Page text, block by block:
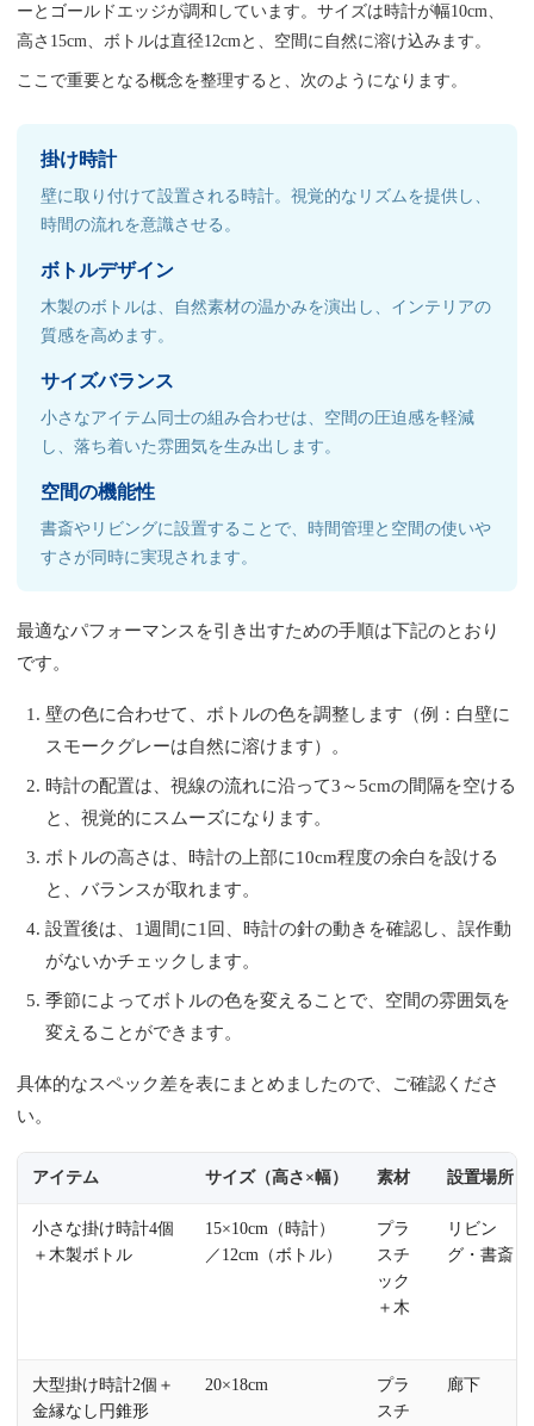
ーとゴールドエッジが調和しています。サイズは時計が幅10cm、
高さ15cm、ボトルは直径12cmと、空間に自然に溶け込みます。
ここで重要となる概念を整理すると、次のようになります。
掛け時計
壁に取り付けて設置される時計。視覚的なリズムを提供し、
時間の流れを意識させる。
ボトルデザイン
木製のボトルは、自然素材の温かみを演出し、インテリアの
質感を高めます。
サイズバランス
小さなアイテム同士の組み合わせは、空間の圧迫感を軽減
し、落ち着いた雰囲気を生み出します。
空間の機能性
書斎やリビングに設置することで、時間管理と空間の使いや
すさが同時に実現されます。
最適なパフォーマンスを引き出すための手順は下記のとおり
です。
壁の色に合わせて、ボトルの色を調整します（例：白壁に
スモークグレーは自然に溶けます）。
時計の配置は、視線の流れに沿って3～5cmの間隔を空ける
と、視覚的にスムーズになります。
ボトルの高さは、時計の上部に10cm程度の余白を設ける
と、バランスが取れます。
設置後は、1週間に1回、時計の針の動きを確認し、誤作動
がないかチェックします。
季節によってボトルの色を変えることで、空間の雰囲気を
変えることができます。
具体的なスペック差を表にまとめましたので、ご確認くださ
い。
アイテム サイズ（高さ×幅） 素材 設置場所
小さな掛け時計4個
＋木製ボトル
15×10cm（時計）
／12cm（ボトル）
プラ
スチ
ック
＋木
リビン
グ・書斎
大型掛け時計2個＋
金縁なし円錐形
20×18cm
プラ
スチ
廊下